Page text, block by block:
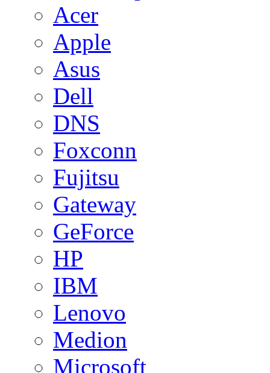
Acer
Apple
Asus
Dell
DNS
Foxconn
Fujitsu
Gateway
GeForce
HP
IBM
Lenovo
Medion
Microsoft